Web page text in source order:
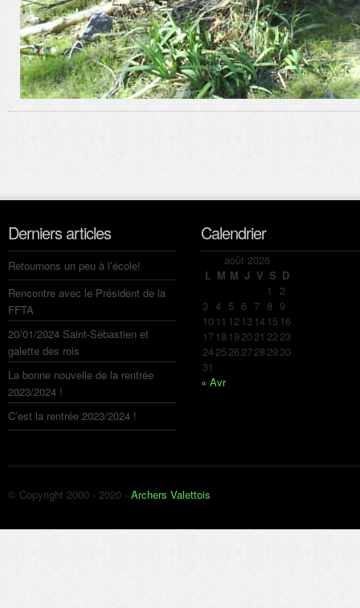
Derniers articles
Retournons un peu à l’école!
Rencontre avec le Président de la
FFTA
20/01/2024 Saint-Sébastien et
galette des rois
La bonne nouvelle de la rentrée
2023/2024 !
C’est la rentrée 2023/2024 !
Calendrier
août 2026
L M M J V S D
1 2
3 4 5 6 7 8 9
10 11 12 13 14 15 16
17 18 192021 2223
24252627282930
31
« Avr
© Copyright 2000 - 2020 - Archers Valettois